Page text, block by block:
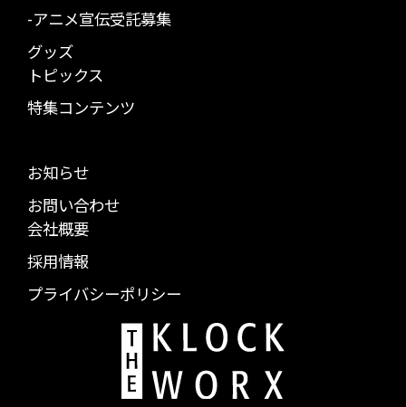
-アニメ宣伝受託募集
グッズ
トピックス
特集コンテンツ
お知らせ
お問い合わせ
会社概要
採用情報
プライバシーポリシー